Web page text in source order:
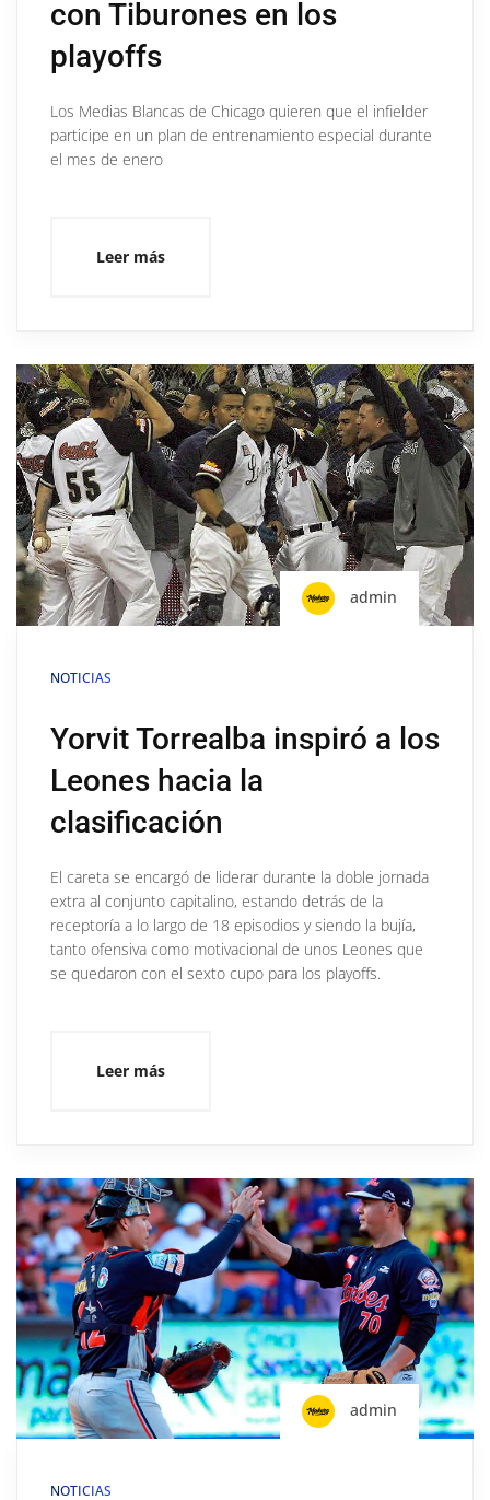
con Tiburones en los
playoffs
Los Medias Blancas de Chicago quieren que el infielder
participe en un plan de entrenamiento especial durante
el mes de enero
Leer más
admin
NOTICIAS
Yorvit Torrealba inspiró a los
Leones hacia la
clasificación
El careta se encargó de liderar durante la doble jornada
extra al conjunto capitalino, estando detrás de la
receptoría a lo largo de 18 episodios y siendo la bujía,
tanto ofensiva como motivacional de unos Leones que
se quedaron con el sexto cupo para los playoffs.
Leer más
admin
NOTICIAS